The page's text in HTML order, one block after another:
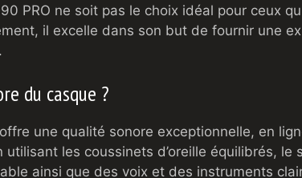
PRO ne soit pas le choix idéal pour ceux
il excelle dans son but de fournir une
du casque ?
une qualité sonore exceptionnelle, en
les coussinets d’oreille équilibrés, le
ainsi que des voix et des instruments